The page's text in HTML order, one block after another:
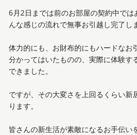
6月2日までは前のお部屋の契約中では
んな感じの流れで無事お引越し完了し
体力的にも、お財布的にもハードなお
分かってはいたものの、実際に体験す
できました。
ですが、その大変さを上回るくらい新
ります。
皆さんの新生活が素敵になるお手伝い